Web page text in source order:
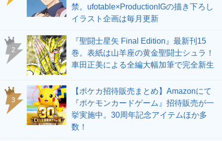
禁。ufotable×ProductionIGの描き下ろし
イラスト企画は毎月更新
2
『聖闘士星矢 Final Edition』最新刊15
巻。表紙は山羊座の黄金聖闘士シュラ！
車田正美による全編大幅加筆で完全新生
3
【ポケカ招待販売まとめ】Amazonにて
『ポケモンカードゲーム』招待販売が一
挙実施中。30周年記念アイテムほか多
数！